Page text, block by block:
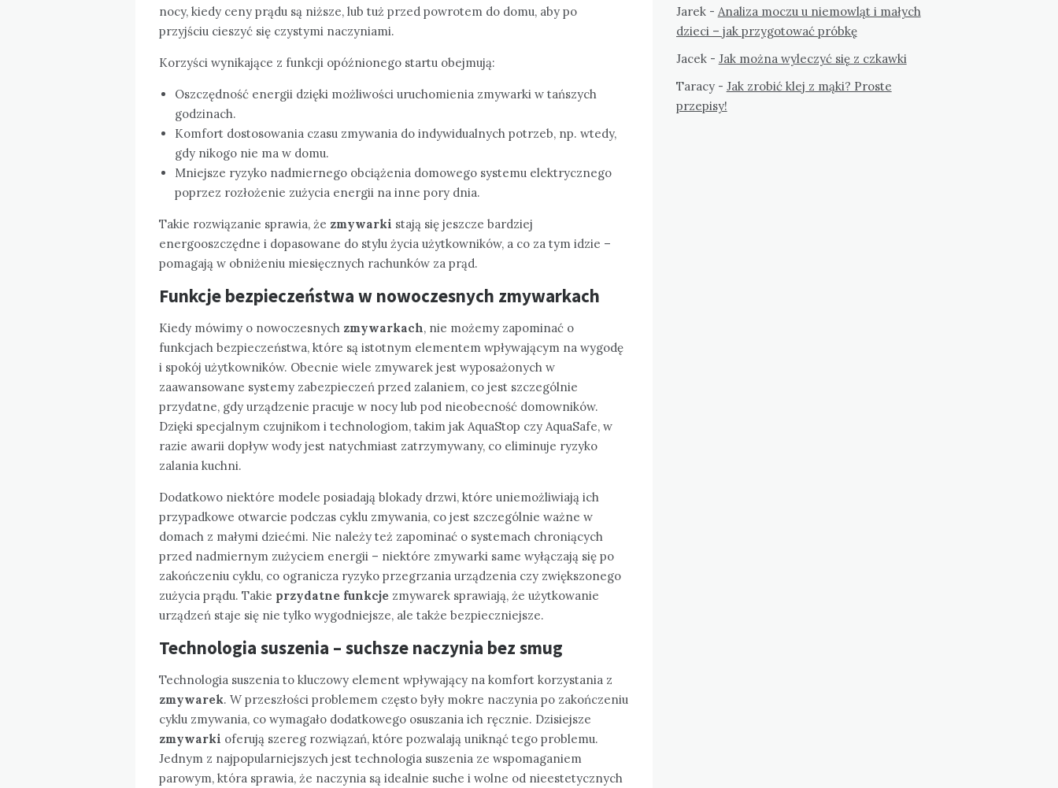
nocy, kiedy ceny prądu są niższe, lub tuż przed powrotem do domu, aby po
przyjściu cieszyć się czystymi naczyniami.
Korzyści wynikające z funkcji opóźnionego startu obejmują:
Oszczędność energii dzięki możliwości uruchomienia zmywarki w tańszych
godzinach.
Komfort dostosowania czasu zmywania do indywidualnych potrzeb, np. wtedy,
gdy nikogo nie ma w domu.
Mniejsze ryzyko nadmiernego obciążenia domowego systemu elektrycznego
poprzez rozłożenie zużycia energii na inne pory dnia.
Takie rozwiązanie sprawia, że zmywarki stają się jeszcze bardziej
energooszczędne i dopasowane do stylu życia użytkowników, a co za tym idzie –
pomagają w obniżeniu miesięcznych rachunków za prąd.
Funkcje bezpieczeństwa w nowoczesnych zmywarkach
Kiedy mówimy o nowoczesnych zmywarkach, nie możemy zapominać o
funkcjach bezpieczeństwa, które są istotnym elementem wpływającym na wygodę
i spokój użytkowników. Obecnie wiele zmywarek jest wyposażonych w
zaawansowane systemy zabezpieczeń przed zalaniem, co jest szczególnie
przydatne, gdy urządzenie pracuje w nocy lub pod nieobecność domowników.
Dzięki specjalnym czujnikom i technologiom, takim jak AquaStop czy AquaSafe, w
razie awarii dopływ wody jest natychmiast zatrzymywany, co eliminuje ryzyko
zalania kuchni.
Dodatkowo niektóre modele posiadają blokady drzwi, które uniemożliwiają ich
przypadkowe otwarcie podczas cyklu zmywania, co jest szczególnie ważne w
domach z małymi dziećmi. Nie należy też zapominać o systemach chroniących
przed nadmiernym zużyciem energii – niektóre zmywarki same wyłączają się po
zakończeniu cyklu, co ogranicza ryzyko przegrzania urządzenia czy zwiększonego
zużycia prądu. Takie przydatne funkcje zmywarek sprawiają, że użytkowanie
urządzeń staje się nie tylko wygodniejsze, ale także bezpieczniejsze.
Technologia suszenia – suchsze naczynia bez smug
Technologia suszenia to kluczowy element wpływający na komfort korzystania z
zmywarek. W przeszłości problemem często były mokre naczynia po zakończeniu
cyklu zmywania, co wymagało dodatkowego osuszania ich ręcznie. Dzisiejsze
zmywarki oferują szereg rozwiązań, które pozwalają uniknąć tego problemu.
Jednym z najpopularniejszych jest technologia suszenia ze wspomaganiem
parowym, która sprawia, że naczynia są idealnie suche i wolne od nieestetycznych
Jarek- Analiza moczu u niemowląt i małych
dzieci – jak przygotować próbkę
Jacek- Jak można wyleczyć się z czkawki
Taracy- Jak zrobić klej z mąki? Proste
przepisy!